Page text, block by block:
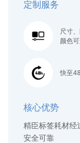
定制服务
尺寸
颜色
快至
核心优势
精臣标签耗材经
安全可靠